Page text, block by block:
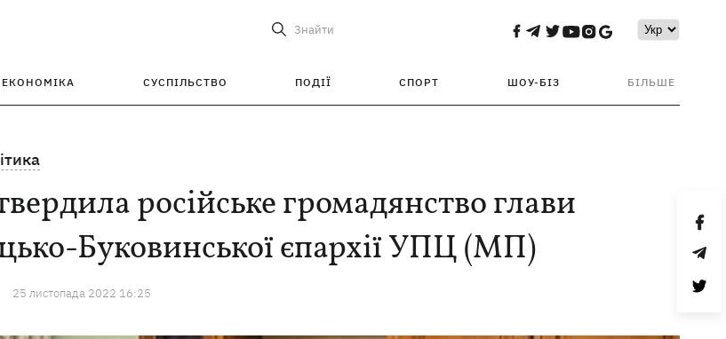
Знайти
ЕКОНОМІКА СУСПІЛЬСТВО ПОДІЇ СПОРТ ШОУ-БІЗ БІЛЬШЕ
російське громадянство глави
Буковинської єпархії УПЦ (МП)
25 листопада 2022 16:25